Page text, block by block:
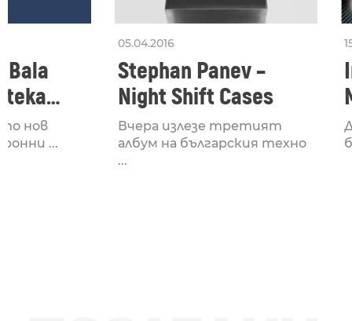
Bala
нов
...
05.04.2016
Stephan Panev –
Night Shift Cases
Вчера излезе третият
албум на българския техно
...